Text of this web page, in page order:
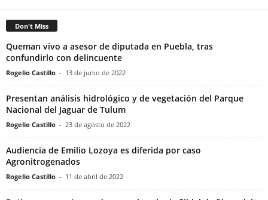
Don't Miss
Queman vivo a asesor de diputada en Puebla, tras
confundirlo con delincuente
Rogelio Castillo - 13 de junio de 2022
Presentan análisis hidrológico y de vegetación del Parque
Nacional del Jaguar de Tulum
Rogelio Castillo - 23 de agosto de 2022
Audiencia de Emilio Lozoya es diferida por caso
Agronitrogenados
Rogelio Castillo - 11 de abril de 2022